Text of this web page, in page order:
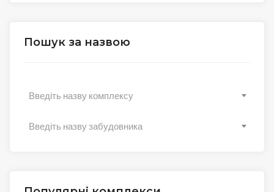
Пошук за назвою
Введіть назву комплексу
Введіть назву забудовника